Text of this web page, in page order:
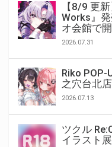
【8/9 更
Works』
オ会館で
2026.07.31
Riko POP-
之穴台北
2026.07.13
ツクル
イラスト